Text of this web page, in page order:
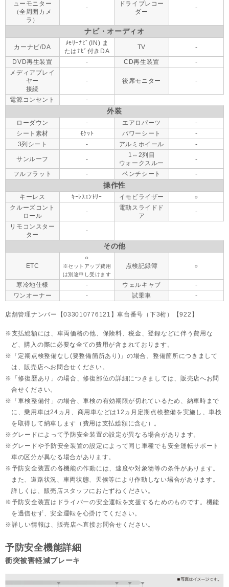
ューモニター
（全周囲カメ
ラ）
-
ドライブレコー
ダー
-
ナビ・オーディオ
カーナビ/DA
ﾒﾓﾘｰﾅﾋﾞ(IN) ま
たはﾅﾋﾞ付きDA
TV -
DVD再生装置 - CD再生装置
-
メディアプレイ
ヤー
接続
- 後席モニター -
電源コンセント -
外装
ローダウン - エアロパーツ
-
シート素材
ﾓｹｯﾄ パワーシート
-
3列シート
- アルミホイール -
サンルーフ -
1⇔2列目
ウォークスルー
-
フルフラット - ベンチシート -
操作性
キーレス ｷｰﾚｽｴﾝﾄﾘｰ イモビライザー
○
クルーズコント
ロール
-
電動スライドド
ア
-
リモコンスター
ター
-
その他
ETC
○
※セットアップ費用
は別途申し受けます
点検記録簿 ○
寒冷地仕様 - ウェルキャブ
-
ワンオーナー
- 試乗車 -
店舗管理ナンバー【033010776121】車台番号（下3桁）【922】
支払総額には、車両価格の他、保険料、税金、登録などに伴う費用な
ど、購入の際に必要な全ての費用が含まれております。
「定期点検整備なし(要整備箇所あり)」の場合、整備箇所につきまして
は、販売店へお問合せください。
「修復歴あり」の場合、修復部位の詳細につきましては、販売店へお問
合せください。
「車検整備付」の場合、車検の有効期限が切れているため、納車時まで
に、乗用車は24ヵ月、 商用車などは12ヵ月定期点検整備を実施し、車検
を取得して納車します（費用は支払総額に含む）。
グレードによって予防安全装置の設定が異なる場合があります。
グレードや予防安全装置の設定によって同じ車種でも安全運転サポート
車の区分が異なる場合があります。
予防安全装置の各機能の作動には、速度や対象物等の条件があります。
また、道路状況、車両状態、天候等により作動しない場合があります。
詳しくは、販売店スタッフにおたずねください。
予防安全装置はドライバーの安全運転を支援するためのものです。機能
を過信せず、安全運転を心掛けてください。
詳しい情報は、販売店へ直接お問合せください。
予防安全機能詳細
衝突被害軽減ブレーキ